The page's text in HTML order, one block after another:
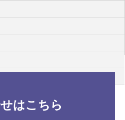
はこちら